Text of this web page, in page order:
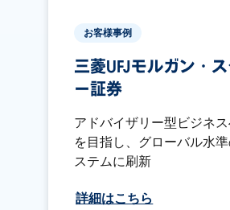
お客様事例
三菱UFJモルガン・
ー証券
アドバイザリー型ビジネ
を目指し、グローバル水
ステムに刷新
詳細はこちら